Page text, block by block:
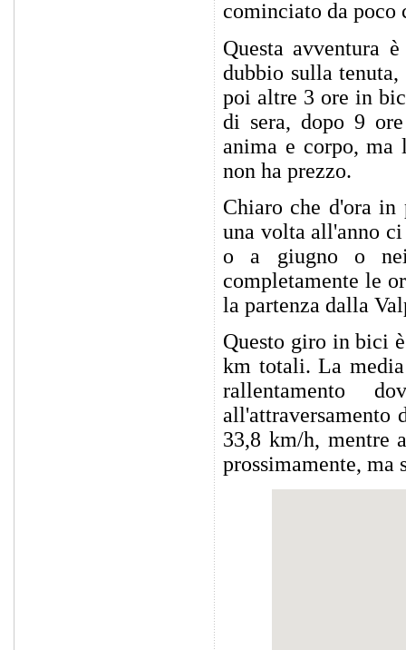
cominciato da poco
Questa avventura
dubbio sulla
poi altre 3 ore in
di sera, dopo 9
anima e corpo, ma
non ha prezzo.
Chiaro che d'ora in
una volta all'anno
o a giugno o
completamente le
la partenza dalla
Questo giro in bici
km totali. La media
rallentamento
all'attraversamento
33,8 km/h, mentre
prossimamente,